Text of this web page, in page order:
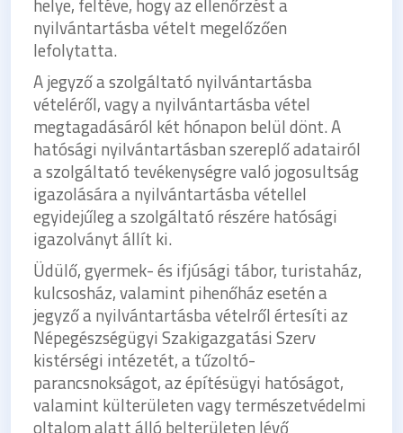
nyilvántartásba vételt megelőzően
lefolytatta.
A jegyző a szolgáltató nyilvántartásba
vételéről, vagy a nyilvántartásba vétel
megtagadásáról két hónapon belül dönt. A
hatósági nyilvántartásban szereplő adatairól
a szolgáltató tevékenységre való jogosultság
igazolására a nyilvántartásba vétellel
egyidejűleg a szolgáltató részére hatósági
igazolványt állít ki.
Üdülő, gyermek- és ifjúsági tábor, turistaház,
kulcsosház, valamint pihenőház esetén a
jegyző a nyilvántartásba vételről értesíti az
Népegészségügyi Szakigazgatási Szerv
kistérségi intézetét, a tűzoltó-
parancsnokságot, az építésügyi hatóságot,
valamint külterületen vagy természetvédelmi